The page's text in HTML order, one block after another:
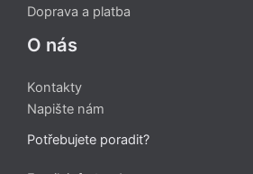
Doprava a platba
O nás
Kontakty
Napište nám
Potřebujete poradit?